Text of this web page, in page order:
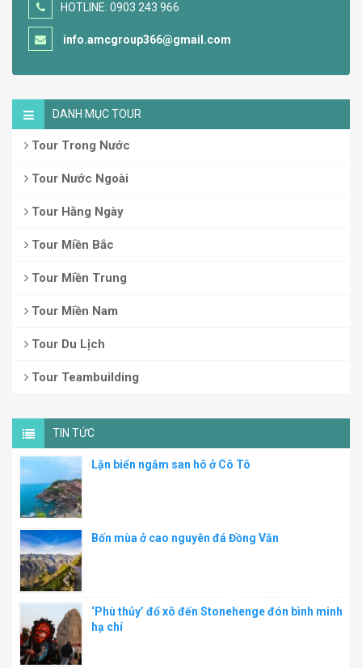
HOTLINE: 0903 243 966
info.amcgroup366@gmail.com
DANH MỤC TOUR
Tour Trong Nước
Tour Nước Ngoài
Tour Hằng Ngày
Tour Miền Bắc
Tour Miền Trung
Tour Miền Nam
Tour Du Lịch
Tour Teambuilding
TIN TỨC
Lặn biển ngắm san hô ở Cô Tô
Bốn mùa ở cao nguyên đá Đồng Văn
‘Phù thủy’ đổ xô đến Stonehenge đón bình minh
hạ chí